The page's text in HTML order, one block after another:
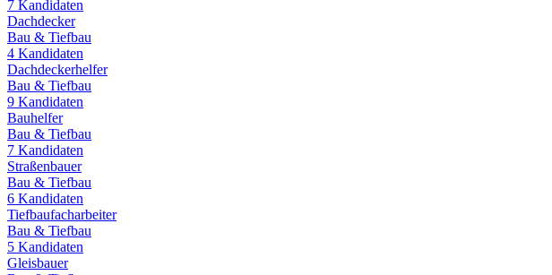
7 Kandidaten
Dachdecker
Bau & Tiefbau
4 Kandidaten
Dachdeckerhelfer
Bau & Tiefbau
9 Kandidaten
Bauhelfer
Bau & Tiefbau
7 Kandidaten
Straßenbauer
Bau & Tiefbau
6 Kandidaten
Tiefbaufacharbeiter
Bau & Tiefbau
5 Kandidaten
Gleisbauer